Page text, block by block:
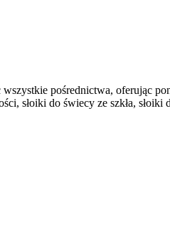
pośrednictwa, oferując
słoiki do świecy ze szkła, słoiki